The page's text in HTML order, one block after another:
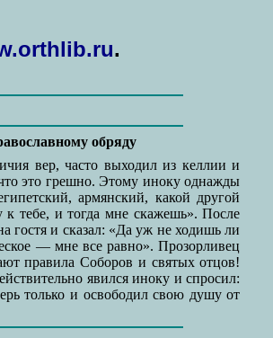
.
обряду
вер, часто выходил из келлии и
это грешно. Этому иноку однажды
армянский, какой другой
к тебе, и тогда мне скажешь». После
гостя и сказал: «Да уж не ходишь ли
— мне все равно». Прозорливец
правила Соборов и святых отцов!
явился иноку и спросил:
только и освободил свою душу от